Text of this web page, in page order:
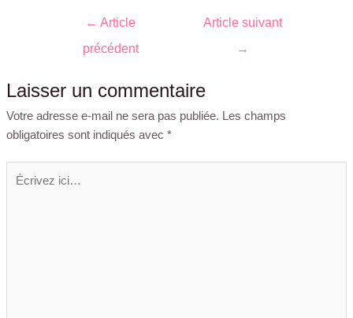
← Article
précédent
Article suivant
→
Laisser un commentaire
Votre adresse e-mail ne sera pas publiée. Les champs
obligatoires sont indiqués avec *